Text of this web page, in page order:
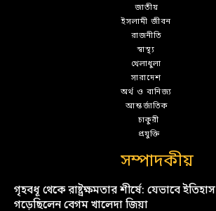
জাতীয়
ইসলামী জীবন
রাজনীতি
স্বাস্থ্য
খেলাধুলা
সারাদেশ
অর্থ ও বানিজ্য
আন্তর্জাতিক
চাকুরী
প্রযুক্তি
সম্পাদকীয়
গৃহবধূ থেকে রাষ্ট্রক্ষমতার শীর্ষে: যেভাবে ইতিহাস
গড়েছিলেন বেগম খালেদা জিয়া